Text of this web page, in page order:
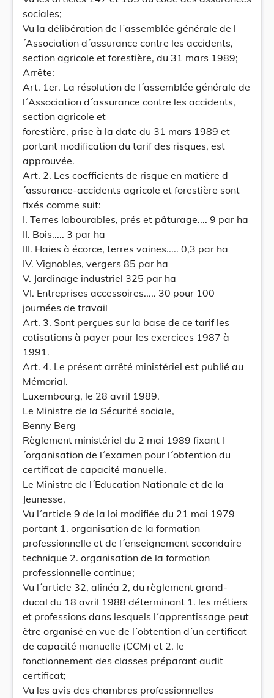
sociales;
Vu la délibération de l´assemblée générale de l
´Association d´assurance contre les accidents,
section agricole et forestière, du 31 mars 1989;
Arrête:
Art. 1er. La résolution de l´assemblée générale de
l´Association d´assurance contre les accidents,
section agricole et
forestière, prise à la date du 31 mars 1989 et
portant modification du tarif des risques, est
approuvée.
Art. 2. Les coefficients de risque en matière d
´assurance-accidents agricole et forestière sont
fixés comme suit:
I. Terres labourables, prés et pâturage.... 9 par ha
II. Bois..... 3 par ha
III. Haies à écorce, terres vaines..... 0,3 par ha
IV. Vignobles, vergers 85 par ha
V. Jardinage industriel 325 par ha
VI. Entreprises accessoires..... 30 pour 100
journées de travail
Art. 3. Sont perçues sur la base de ce tarif les
cotisations à payer pour les exercices 1987 à
1991.
Art. 4. Le présent arrêté ministériel est publié au
Mémorial.
Luxembourg, le 28 avril 1989.
Le Ministre de la Sécurité sociale,
Benny Berg
Règlement ministériel du 2 mai 1989 fixant l
´organisation de l´examen pour l´obtention du
certificat de capacité manuelle.
Le Ministre de l´Education Nationale et de la
Jeunesse,
Vu l´article 9 de la loi modifiée du 21 mai 1979
portant 1. organisation de la formation
professionnelle et de l´enseignement secondaire
technique 2. organisation de la formation
professionnelle continue;
Vu l´article 32, alinéa 2, du règlement grand-
ducal du 18 avril 1988 déterminant 1. les métiers
et professions dans lesquels l´apprentissage peut
être organisé en vue de l´obtention d´un certificat
de capacité manuelle (CCM) et 2. le
fonctionnement des classes préparant audit
certificat;
Vu les avis des chambres professionnelles